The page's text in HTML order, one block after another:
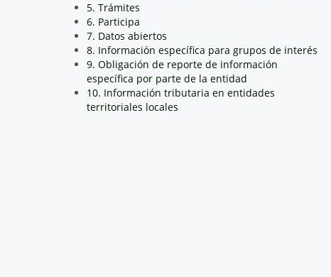
5. Trámites
6. Participa
7. Datos abiertos
8. Información específica para grupos de interés
9. Obligación de reporte de información
específica por parte de la entidad
10. Información tributaria en entidades
territoriales locales